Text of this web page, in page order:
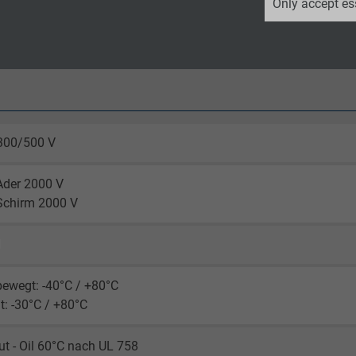
visitor uses the website.
_ga_XKZTZRJBX7, Google Analytics
Google cookie for website analysis.
visitor uses the website.
Only accept
500 V
2000 V
2000 V
-40°C / +80°C
-30°C / +80°C
- Oil 60°C nach UL 758